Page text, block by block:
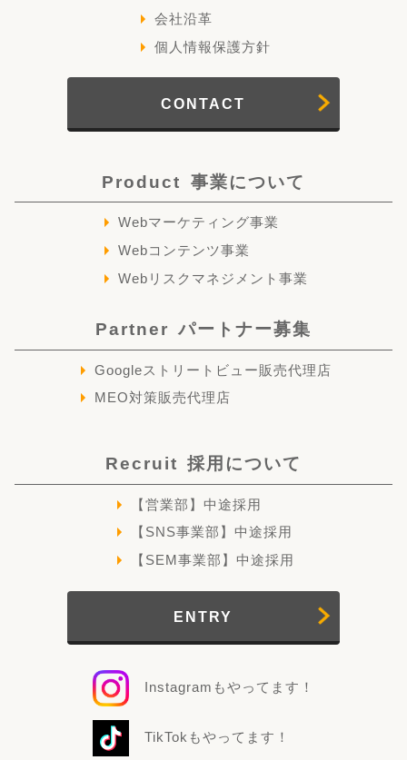
会社沿革
個人情報保護方針
CONTACT
Product 事業について
Webマーケティング事業
Webコンテンツ事業
Webリスクマネジメント事業
Partner パートナー募集
Googleストリートビュー販売代理店
MEO対策販売代理店
Recruit 採用について
【営業部】中途採用
【SNS事業部】中途採用
【SEM事業部】中途採用
ENTRY
Instagramもやってます！
TikTokもやってます！